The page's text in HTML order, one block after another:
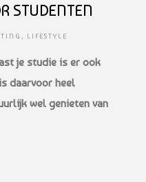
STUDENTEN
, LIFESTYLE
je studie is er ook
daarvoor heel
wel genieten van